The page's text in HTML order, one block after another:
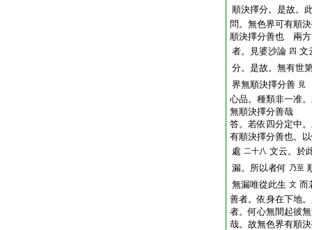
順決擇分。是故。
問。無色界可有順
順決擇分善也 兩方
者。見婆沙論 四 文
分。是故。無有世
界無順決擇分善 見
心品。種類非一准
無順決擇分善哉
答。若依四分定中
有順決擇分善也。
處 二十八 文云。於
漏。所以者何 乃至
無漏唯從此生 文 而
善者。依身在下地
者。何心無間起彼
哉。故無色界有順